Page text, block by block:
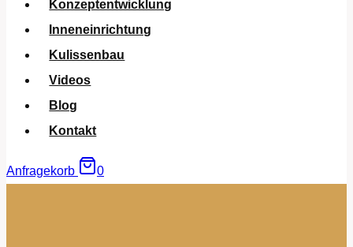
Konzeptentwicklung
Inneneinrichtung
Kulissenbau
Videos
Blog
Kontakt
Anfragekorb 0